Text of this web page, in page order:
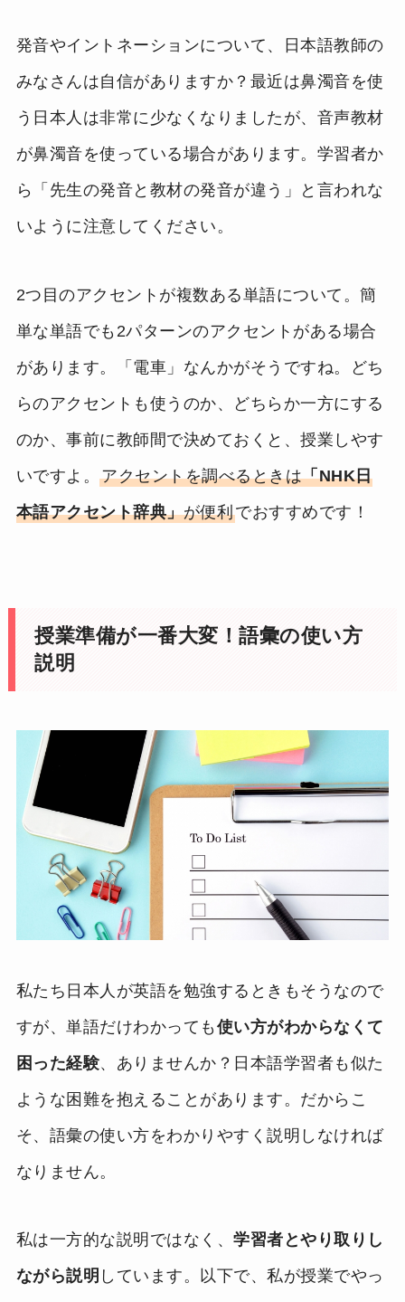
発音やイントネーションについて、日本語教師の
みなさんは自信がありますか？最近は鼻濁音を使
う日本人は非常に少なくなりましたが、音声教材
が鼻濁音を使っている場合があります。学習者か
ら「先生の発音と教材の発音が違う」と言われな
いように注意してください。
2つ目のアクセントが複数ある単語について。簡
単な単語でも2パターンのアクセントがある場合
があります。「電車」なんかがそうですね。どち
らのアクセントも使うのか、どちらか一方にする
のか、事前に教師間で決めておくと、授業しやす
いですよ。アクセントを調べるときは「NHK日
本語アクセント辞典」が便利でおすすめです！
授業準備が一番大変！語彙の使い方
説明
私たち日本人が英語を勉強するときもそうなので
すが、単語だけわかっても 使い方がわからなくて
困った経験、ありませんか？日本語学習者も似た
ような困難を抱えることがあります。だからこ
そ、語彙の使い方をわかりやすく説明しなければ
なりません。
私は一方的な説明ではなく、学習者とやり取りし
ながら説明 しています。以下で、私が授業でやっ